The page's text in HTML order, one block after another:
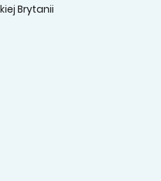
Brytanii